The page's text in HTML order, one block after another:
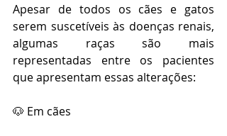
Apesar de todos os cães e gatos
serem suscetíveis às doenças renais,
algumas raças são mais
representadas entre os pacientes
que apresentam essas alterações:
🐶 Em cães